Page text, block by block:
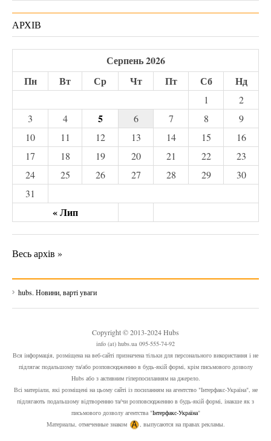
АРХІВ
Серпень 2026
Пн
Вт Ср Чт Пт Сб Нд
« Лип
1
2
3
4 5 6 7 8
9
10
11 12 13 14 15
16
17
18 19 20 21 22
23
24
25 26 27 28 29
30
31
Весь архів »
hubs. Новини, варті уваги
Copyright © 2013-2024 Hubs
info (at) hubs.ua 095-555-74-92
Вся інформація, розміщена на веб-сайті призначена тільки для персонального використання і не
підлягає подальшому та/або розповсюдженню в будь-якій формі, крім письмового дозволу
Hubs або з активним гіперпосиланням на джерело.
Всі матеріали, які розміщені на цьому сайті із посиланням на агентство "Інтерфакс-Україна", не
підлягають подальшому відтворенню та/чи розповсюдженню в будь-якій формі, інакше як з
письмового дозволу агентства "Інтерфакс-Україна"
Материалы, отмеченные знаком
, выпусаются на правах рекламы.